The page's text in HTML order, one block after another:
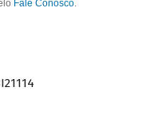
Fale Conosco.